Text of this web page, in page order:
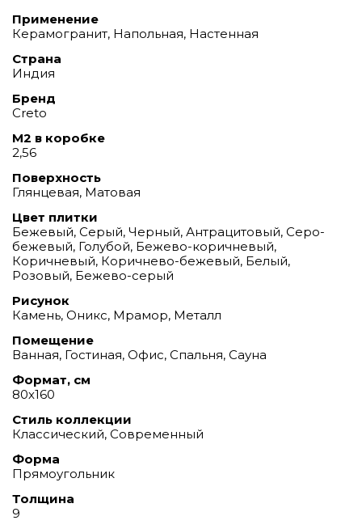
Применение
Керамогранит, Напольная, Настенная
Страна
Индия
Бренд
Creto
М2 в коробке
2,56
Поверхность
Глянцевая, Матовая
Цвет плитки
Бежевый, Серый, Черный, Антрацитовый, Серо-
бежевый, Голубой, Бежево-коричневый,
Коричневый, Коричнево-бежевый, Белый,
Розовый, Бежево-серый
Рисунок
Камень, Оникс, Мрамор, Металл
Помещение
Ванная, Гостиная, Офис, Спальня, Сауна
Формат, см
80х160
Стиль коллекции
Классический, Современный
Форма
Прямоугольник
Толщина
9